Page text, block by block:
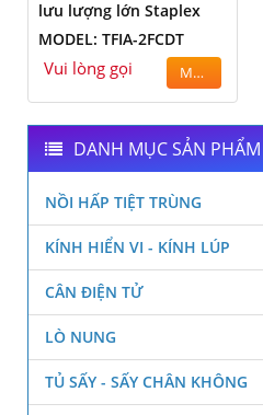
lưu lượng lớn Staplex
MODEL: TFIA-2FCDT
Vui lòng gọi MUA
DANH MỤC SẢN PHẨM
NỒI HẤP TIỆT TRÙNG
KÍNH HIỂN VI - KÍNH LÚP
CÂN ĐIỆN TỬ
LÒ NUNG
TỦ SẤY - SẤY CHÂN KHÔNG